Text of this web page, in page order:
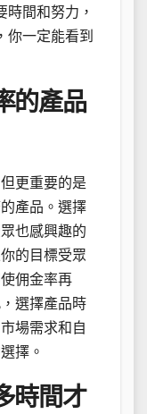
時間和努力，
你一定能看到
的產品
更重要的是
產品。選擇
也感興趣的
的目標受眾
佣金率再
選擇產品時
場需求和自
擇。
時間才